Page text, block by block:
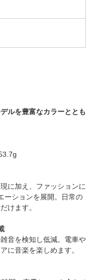
ルを豊富なカラーととも
に加え、ファッションに
ーションを展開。日常の
けます。
音を検知し低減。電車や
に音楽を楽しめます。